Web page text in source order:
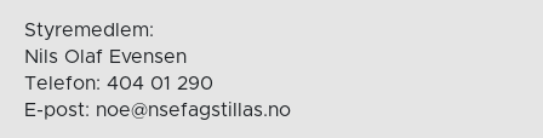
Styremedlem:
Nils Olaf Evensen
Telefon: 404 01 290
E-post: noe@nsefagstillas.no